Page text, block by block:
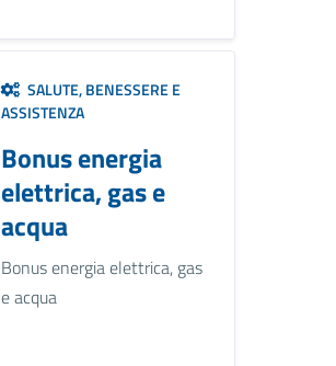
SALUTE, BENESSERE E
ASSISTENZA
Bonus energia
elettrica, gas e
acqua
Bonus energia elettrica, gas
e acqua